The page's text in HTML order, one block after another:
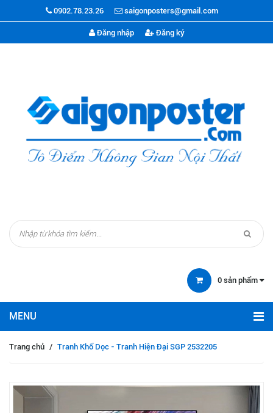
0902.78.23.26 saigonposters@gmail.com
Đăng nhập Đăng ký
0 sản phẩm
Trang chủ / Tranh Khổ Dọc - Tranh Hiện Đại SGP 2532205